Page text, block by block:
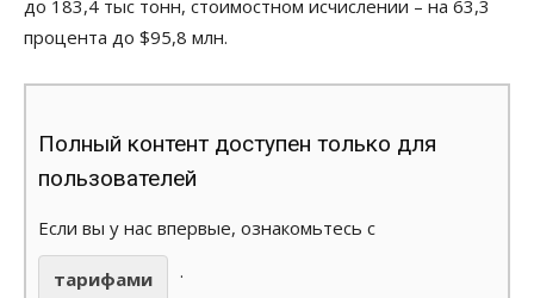
до 183,4 тыс тонн, стоимостном исчислении – на 63,3
процента до $95,8 млн.
Полный контент доступен только для
пользователей
Если вы у нас впервые, ознакомьтесь с
тарифами
.